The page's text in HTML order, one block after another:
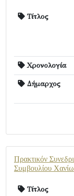
Τίτλος
Χρονολογία
Δήμαρχος
Πρακτικόν
Συμβουλίου
Τίτλος